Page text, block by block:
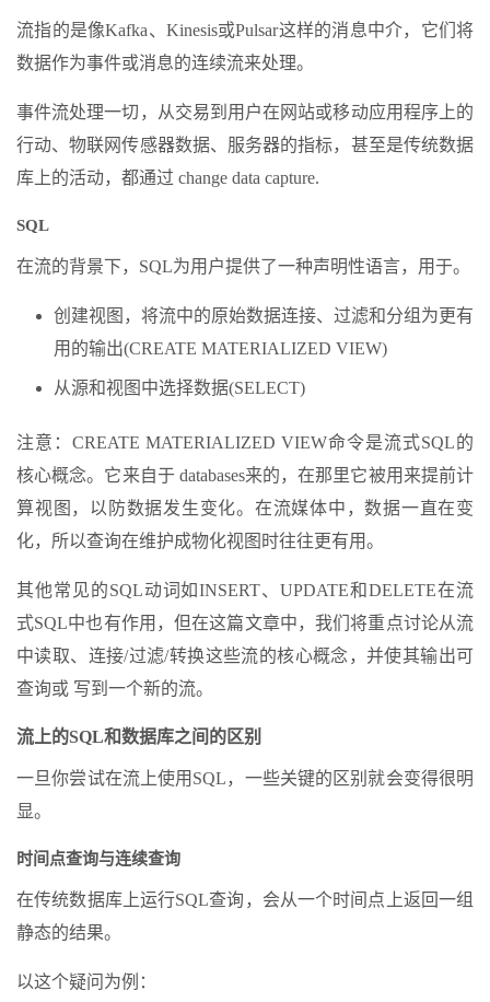
流指的是像Kafka、Kinesis或Pulsar这样的消息中介，它们将
数据作为事件或消息的连续流来处理。
事件流处理一切，从交易到用户在网站或移动应用程序上的
行动、物联网传感器数据、服务器的指标，甚至是传统数据
库上的活动，都通过 change data capture.
SQL
在流的背景下，SQL为用户提供了一种声明性语言，用于。
创建视图，将流中的原始数据连接、过滤和分组为更有
用的输出(CREATE MATERIALIZED VIEW)
从源和视图中选择数据(SELECT)
注意：CREATE MATERIALIZED VIEW命令是流式SQL的
核心概念。它来自于 databases来的，在那里它被用来提前计
算视图，以防数据发生变化。在流媒体中，数据一直在变
化，所以查询在维护成物化视图时往往更有用。
其他常见的SQL动词如INSERT、UPDATE和DELETE在流
式SQL中也有作用，但在这篇文章中，我们将重点讨论从流
中读取、连接/过滤/转换这些流的核心概念，并使其输出可
查询或 写到一个新的流。
流上的SQL和数据库之间的区别
一旦你尝试在流上使用SQL，一些关键的区别就会变得很明
显。
时间点查询与连续查询
在传统数据库上运行SQL查询，会从一个时间点上返回一组
静态的结果。
以这个疑问为例：